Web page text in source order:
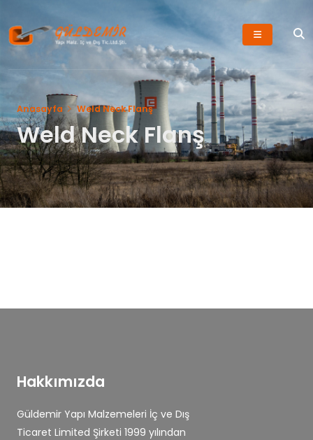
Anasayfa Weld Neck Flanş
Weld Neck Flanş
Hakkımızda
Güldemir Yapı Malzemeleri İç ve Dış
Ticaret Limited Şirketi 1999 yılından